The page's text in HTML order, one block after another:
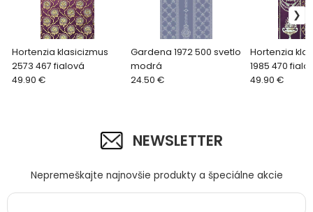
Hortenzia klasicizmus
2573 467 fialová
49.90 €
Gardena 1972 500 svetlo
modrá
24.50 €
Hortenzia
1985 470
49.90 €
NEWSLETTER
Nepremeškajte najnovšie produkty a špeciálne akcie